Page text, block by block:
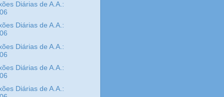
Diárias de A.A.:
Diárias de A.A.:
Diárias de A.A.:
Diárias de A.A.:
Diárias de A.A.: